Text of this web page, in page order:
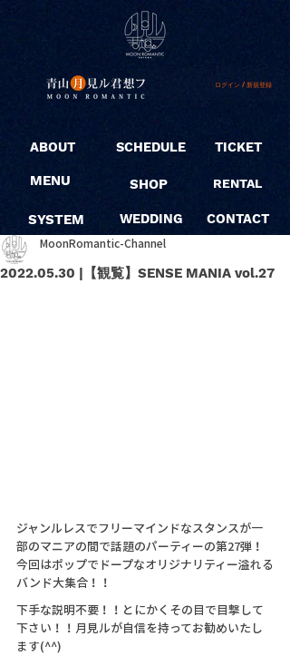
ログイン / 新規登録
ABOUT
MENU
SYSTEM
SCHEDULE
SHOP
WEDDING
TICKET
RENTAL
CONTACT
2022.05.30 |【観覧】SENSE MANIA vol.27
MoonRomantic-Channel
ジャンルレスでフリーマインドなスタンスが一
部のマニアの間で話題のパーティーの第27弾！
今回はポップでドープなオリジナリティー溢れる
バンド大集合！！
下手な説明不要！！とにかくその目で目撃して
下さい！！月見ルが自信を持ってお勧めいたし
ます(^^)